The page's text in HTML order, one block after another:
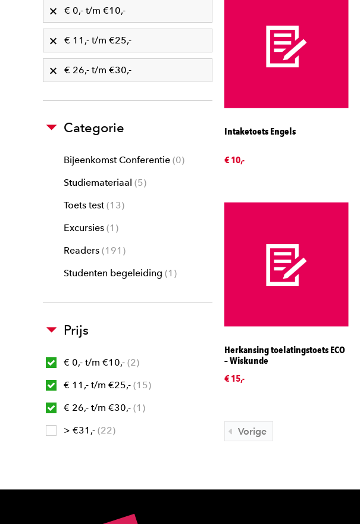
€ 0,- t/m €10,-
€ 11,- t/m €25,-
€ 26,- t/m €30,-
Categorie
Bijeenkomst Conferentie 0
Studiemateriaal 5
Toets test 13
Excursies 1
Readers 191
Studenten begeleiding
1
Prijs
€ 0,- t/m €10,- 2
€ 11,- t/m €25,- 15
€ 26,- t/m €30,- 1
> €31,- 22
Intaketoets Engels
€ 10,-
Herkansing toelatingstoets ECO
– Wiskunde
€ 15,-
Vorige